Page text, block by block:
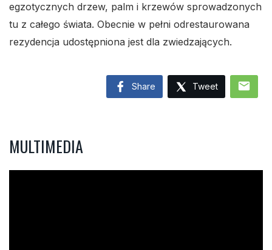
egzotycznych drzew, palm i krzewów sprowadzonych
tu z całego świata. Obecnie w pełni odrestaurowana
rezydencja udostępniona jest dla zwiedzających.
Share Tweet mail
MULTIMEDIA